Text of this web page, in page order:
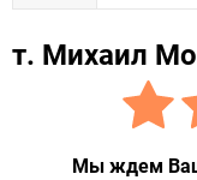
т. Михаил
Мы ждем